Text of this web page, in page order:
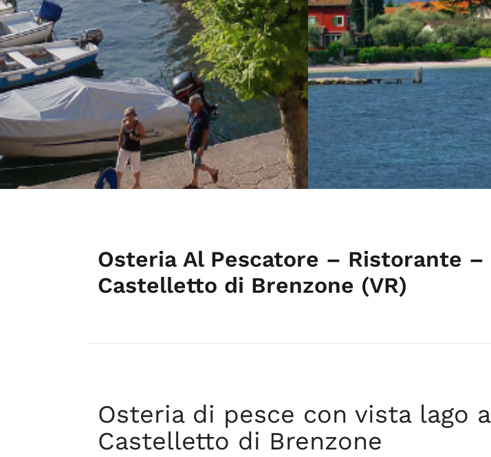
Osteria Al Pescatore – Ristorante –
Castelletto di Brenzone (VR)
Osteria di pesce con vista lago a
Castelletto di Brenzone